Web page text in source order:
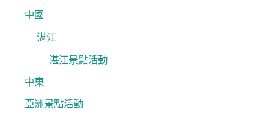
中國
湛江
湛江景點活動
中東
亞洲景點活動